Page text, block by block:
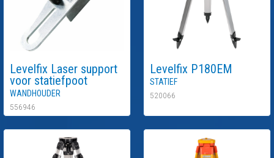
Levelfix Laser support
voor statiefpoot
Wandhouder
556946
Levelfix P180EM
Statief
520066